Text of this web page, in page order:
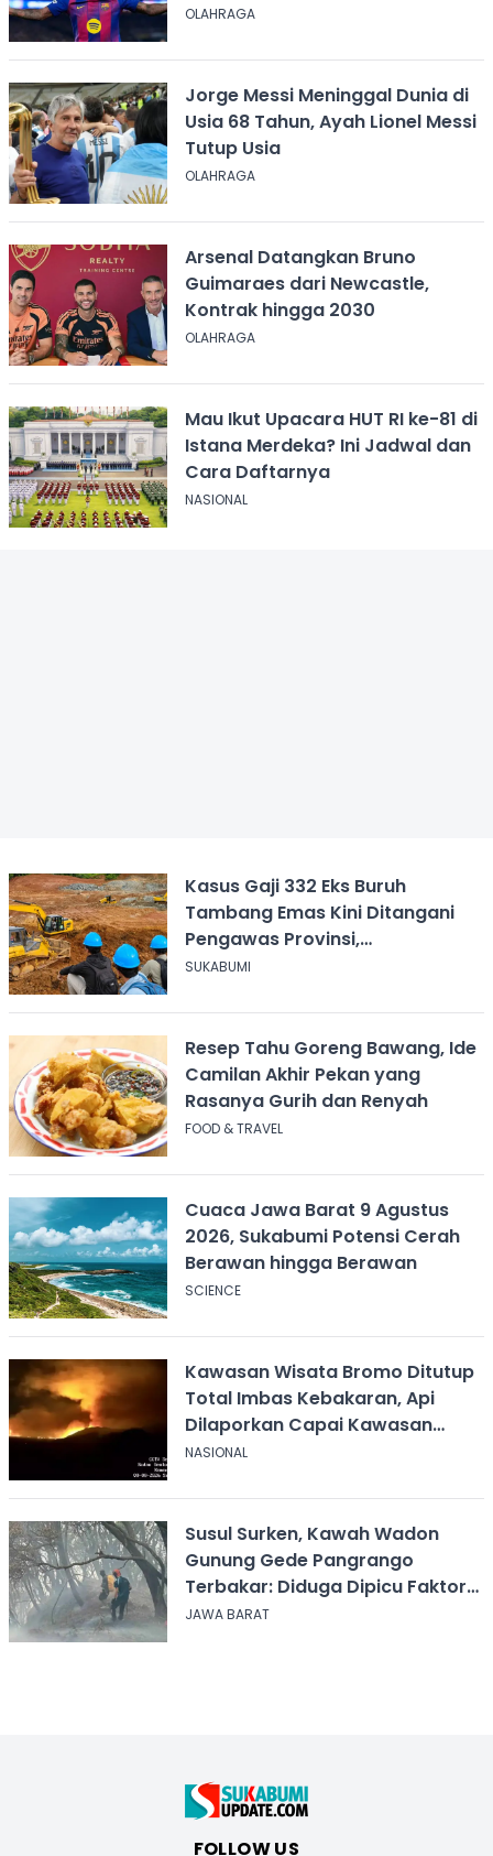
OLAHRAGA
Jorge Messi Meninggal Dunia di
Usia 68 Tahun, Ayah Lionel Messi
Tutup Usia
OLAHRAGA
Arsenal Datangkan Bruno
Guimaraes dari Newcastle,
Kontrak hingga 2030
OLAHRAGA
Mau Ikut Upacara HUT RI ke-81 di
Istana Merdeka? Ini Jadwal dan
Cara Daftarnya
NASIONAL
Kasus Gaji 332 Eks Buruh
Tambang Emas Kini Ditangani
Pengawas Provinsi,
Disnakertrans Sukabumi Terus
SUKABUMI
Resep Tahu Goreng Bawang, Ide
Camilan Akhir Pekan yang
Rasanya Gurih dan Renyah
FOOD & TRAVEL
Cuaca Jawa Barat 9 Agustus
2026, Sukabumi Potensi Cerah
Berawan hingga Berawan
SCIENCE
Kawasan Wisata Bromo Ditutup
Total Imbas Kebakaran, Api
Dilaporkan Capai Kawasan
Sabana
NASIONAL
Susul Surken, Kawah Wadon
Gunung Gede Pangrango
Terbakar: Diduga Dipicu Faktor
Alam
JAWA BARAT
FOLLOW US